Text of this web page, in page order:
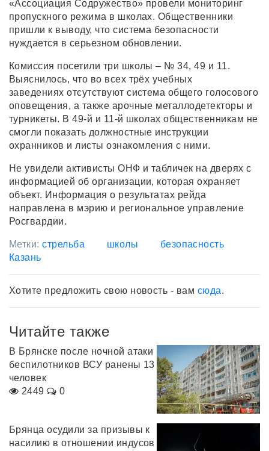
«Ассоциация Содружество» провели мониторинг
пропускного режима в школах. Общественники
пришли к выводу, что система безопасности
нуждается в серьезном обновлении.
Комиссия посетили три школы – № 34, 49 и 11.
Выяснилось, что во всех трёх учебных
заведениях отсутствуют система общего голосового
оповещения, а также арочные металлодетекторы и
турникеты. В 49-й и 11-й школах общественникам не
смогли показать должностные инструкции
охранников и листы ознакомления с ними.
Не увидели активисты ОНФ и табличек на дверях с
информацией об организации, которая охраняет
объект. Информация о результатах рейда
направлена в мэрию и региональное управление
Росгвардии.
Метки:стрельба школы
безопасность
Казань
Хотите предложить свою новость - вам сюда.
Читайте также
В Брянске после ночной атаки
беспилотников ВСУ ранены 13
человек
2449
0
Брянца осудили за призывы к
насилию в отношении индусов